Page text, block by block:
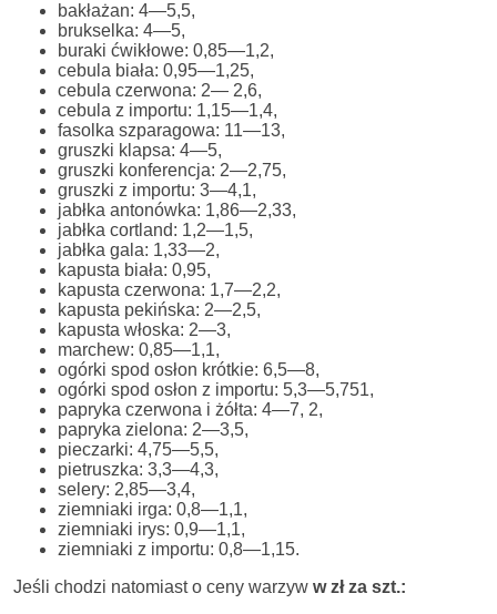
bakłażan: 4—5,5,
brukselka: 4—5,
buraki ćwikłowe: 0,85—1,2,
cebula biała: 0,95—1,25,
cebula czerwona: 2— 2,6,
cebula z importu: 1,15—1,4,
fasolka szparagowa: 11—13,
gruszki klapsa: 4—5,
gruszki konferencja: 2—2,75,
gruszki z importu: 3—4,1,
jabłka antonówka: 1,86—2,33,
jabłka cortland: 1,2—1,5,
jabłka gala: 1,33—2,
kapusta biała: 0,95,
kapusta czerwona: 1,7—2,2,
kapusta pekińska: 2—2,5,
kapusta włoska: 2—3,
marchew: 0,85—1,1,
ogórki spod osłon krótkie: 6,5—8,
ogórki spod osłon z importu: 5,3—5,751,
papryka czerwona i żółta: 4—7, 2,
papryka zielona: 2—3,5,
pieczarki: 4,75—5,5,
pietruszka: 3,3—4,3,
selery: 2,85—3,4,
ziemniaki irga: 0,8—1,1,
ziemniaki irys: 0,9—1,1,
ziemniaki z importu: 0,8—1,15.
Jeśli chodzi natomiast o ceny warzyw w zł za szt.: